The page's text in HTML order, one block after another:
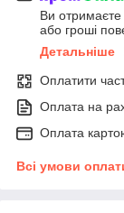
Ви
або гроші
Детальніше
Оплатити
Оплата на
Оплата
Всі умови